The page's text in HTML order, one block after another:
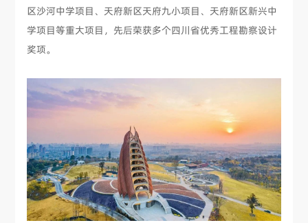
区沙河中学项目、天府新区天府九小项目、天府新区新兴中
学项目等重大项目，先后荣获多个四川省优秀工程勘察设计
奖项。